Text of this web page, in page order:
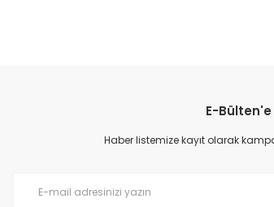
Ürün resmi kalitesiz, bozuk veya
Ürün açıklamasında eksik bilgiler bulunuyor.
E-Bülten'e
Haber listemize kayıt olarak